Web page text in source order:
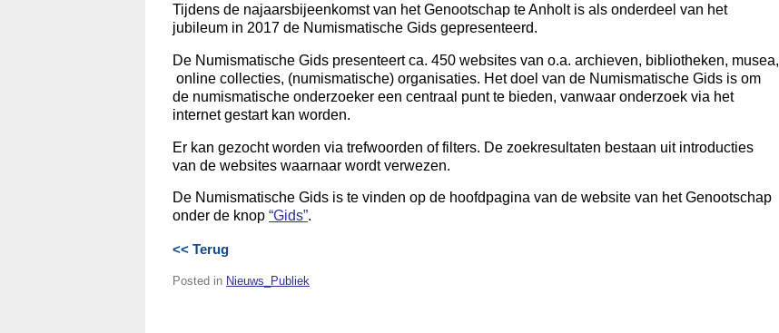
Tijdens de najaarsbijeenkomst van het Genootschap te Anholt is als onderdeel van het
jubileum in 2017 de Numismatische Gids gepresenteerd.
De Numismatische Gids presenteert ca. 450 websites van o.a. archieven, bibliotheken, musea,
online collecties, (numismatische) organisaties. Het doel van de Numismatische Gids is om
de numismatische onderzoeker een centraal punt te bieden, vanwaar onderzoek via het
internet gestart kan worden.
Er kan gezocht worden via trefwoorden of filters. De zoekresultaten bestaan uit introducties
van de websites waarnaar wordt verwezen.
De Numismatische Gids is te vinden op de hoofdpagina van de website van het Genootschap
onder de knop “Gids”.
<< Terug
Posted in Nieuws_Publiek